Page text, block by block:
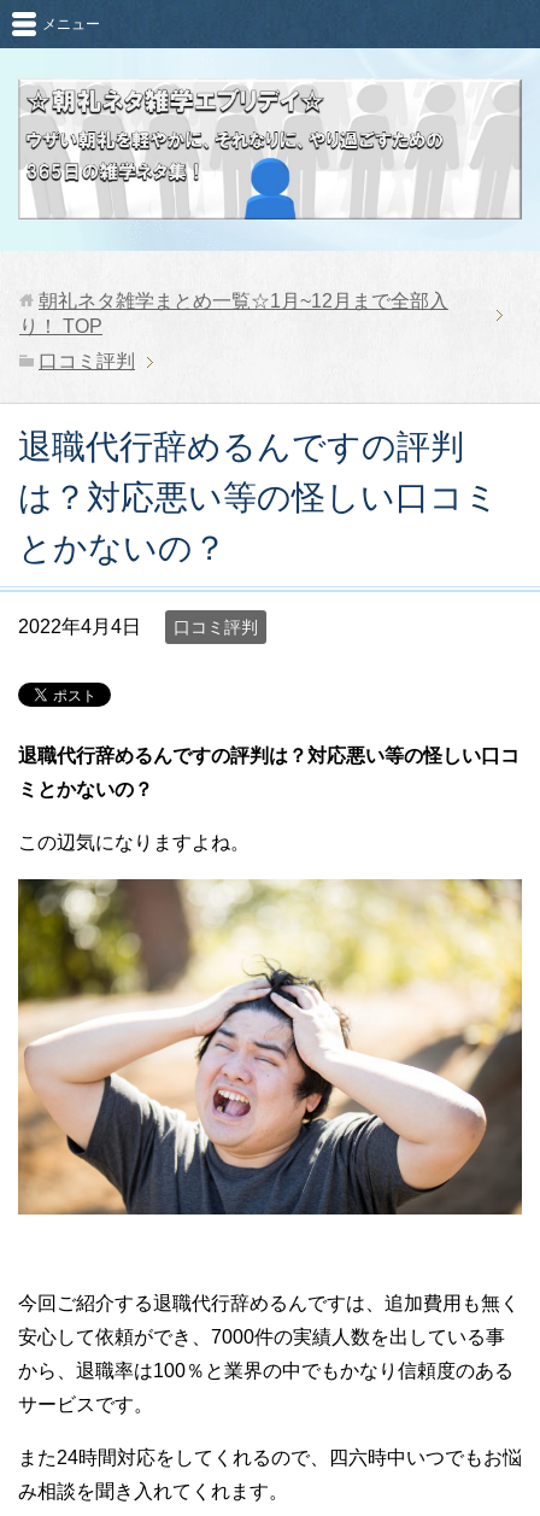
メニュー
朝礼ネタ雑学まとめ一覧☆1月~12月まで全部入
り！
TOP
口コミ評判
退職代行辞めるんですの評判
は？対応悪い等の怪しい口コミ
とかないの？
2022年4月4日 口コミ評判
退職代行辞めるんですの評判は？対応悪い等の怪しい口コ
ミとかないの？
この辺気になりますよね。
今回ご紹介する退職代行辞めるんですは、追加費用も無く
安心して依頼ができ、7000件の実績人数を出している事
から、退職率は100％と業界の中でもかなり信頼度のある
サービスです。
また24時間対応をしてくれるので、四六時中いつでもお悩
み相談を聞き入れてくれます。